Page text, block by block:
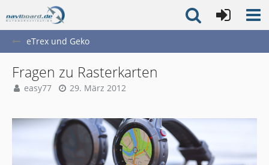
eTrex und Geko
Fragen zu Rasterkarten
easy77 29. März 2012